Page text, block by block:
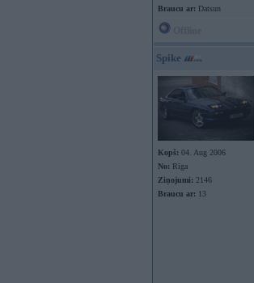
Braucu ar: Datsun
Spike
Kopš: 04. Aug 2006
No: Rīga
Ziņojumi: 2146
Braucu ar: 13